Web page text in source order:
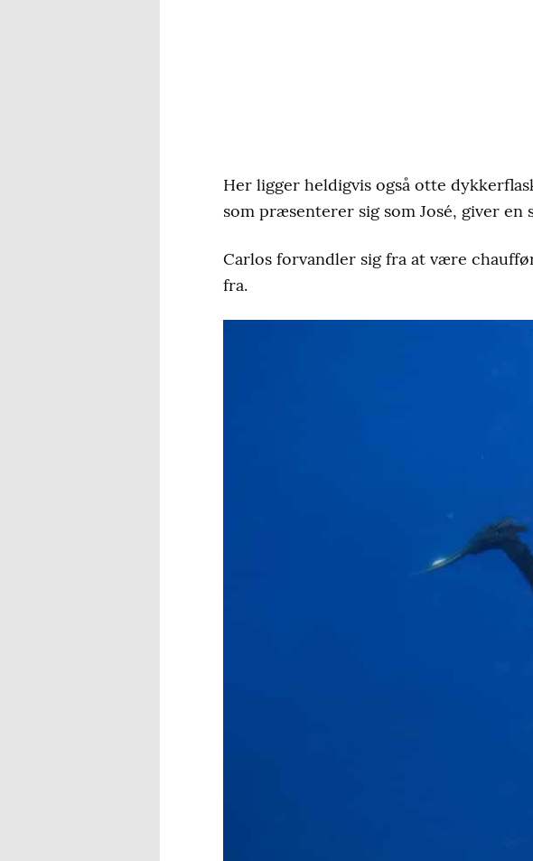
Her ligger heldigvis også otte
som præsenterer sig som José, giver
Carlos forvandler sig fra at være
fra.